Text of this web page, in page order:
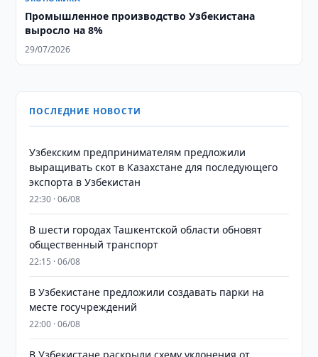
Промышленное производство Узбекистана
выросло на 8%
29/07/2026
ПОСЛЕДНИЕ НОВОСТИ
Узбекским предпринимателям предложили
выращивать скот в Казахстане для последующего
экспорта в Узбекистан
22:30 · 06/08
В шести городах Ташкентской области обновят
общественный транспорт
22:15 · 06/08
В Узбекистане предложили создавать парки на
месте госучреждений
22:00 · 06/08